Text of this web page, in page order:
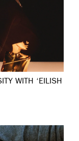
WITH ‘EILISH